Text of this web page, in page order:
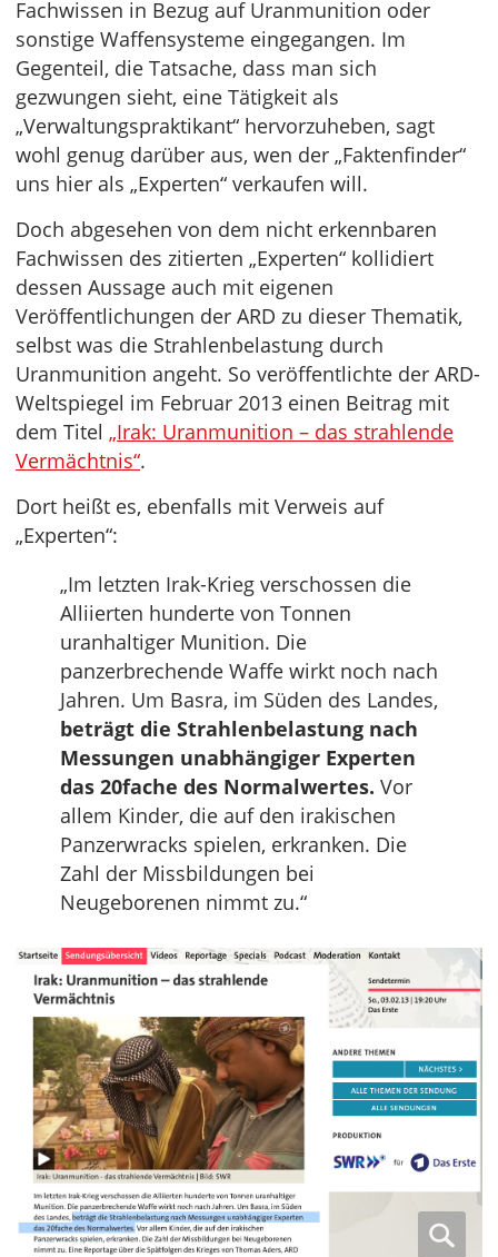
Fachwissen in Bezug auf Uranmunition oder
sonstige Waffensysteme eingegangen. Im
Gegenteil, die Tatsache, dass man sich
gezwungen sieht, eine Tätigkeit als
„Verwaltungspraktikant“ hervorzuheben, sagt
wohl genug darüber aus, wen der „Faktenfinder“
uns hier als „Experten“ verkaufen will.
Doch abgesehen von dem nicht erkennbaren
Fachwissen des zitierten „Experten“ kollidiert
dessen Aussage auch mit eigenen
Veröffentlichungen der ARD zu dieser Thematik,
selbst was die Strahlenbelastung durch
Uranmunition angeht. So veröffentlichte der ARD-
Weltspiegel im Februar 2013 einen Beitrag mit
dem Titel „Irak: Uranmunition – das strahlende
Vermächtnis“.
Dort heißt es, ebenfalls mit Verweis auf
„Experten“:
„Im letzten Irak-Krieg verschossen die
Alliierten hunderte von Tonnen
uranhaltiger Munition. Die
panzerbrechende Waffe wirkt noch nach
Jahren. Um Basra, im Süden des Landes,
beträgt die Strahlenbelastung nach
Messungen unabhängiger Experten
das 20fache des Normalwertes. Vor
allem Kinder, die auf den irakischen
Panzerwracks spielen, erkranken. Die
Zahl der Missbildungen bei
Neugeborenen nimmt zu.“